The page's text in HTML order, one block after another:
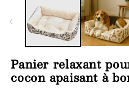
une
fenêtre
Panier relaxant
cocon apaisant à